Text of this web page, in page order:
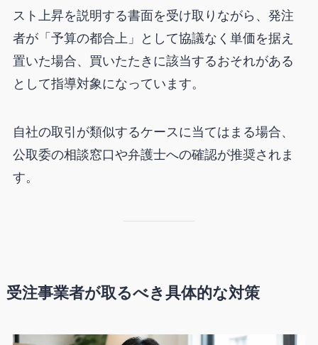
スト上昇を説明する書面を受け取りながら、発注
者が「予算の都合上」として協議なく単価を据え
置いた場合、買いたたきに該当するおそれがある
として指導対象になっています。
自社の取引が類似するケースに当てはまる場合、
公取委の相談窓口や弁護士への確認が推奨されま
す。
受注事業者が取るべき具体的な対策